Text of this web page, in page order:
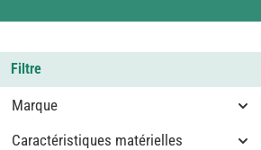
Filtre
Marque
Caractéristiques matérielles